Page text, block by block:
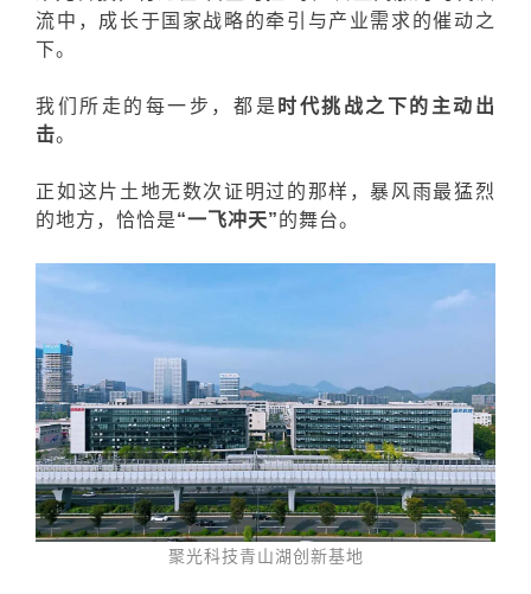
流中，成长于国家战略的牵引与产业需求的催动之
下。
我们所走的每一步，都是 时代挑战之下的主动出
击。
正如这片土地无数次证明过的那样，暴风雨最猛烈
的地方，恰恰是“一飞冲天”的舞台。
聚光科技青山湖创新基地